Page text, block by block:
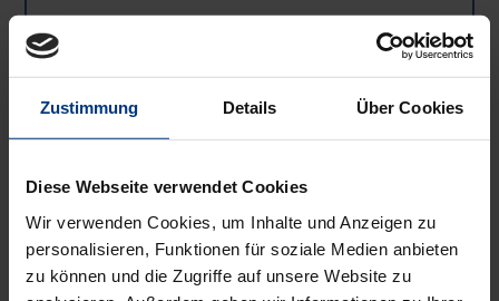
Zustimmung Details Über Cookies
Diese Webseite verwendet Cookies
Wir verwenden Cookies, um Inhalte und Anzeigen zu
personalisieren, Funktionen für soziale Medien anbieten
zu können und die Zugriffe auf unsere Website zu
ISBN 978-3-7890-2589-1
Not available
Add to Wish List
Delivery cost notice